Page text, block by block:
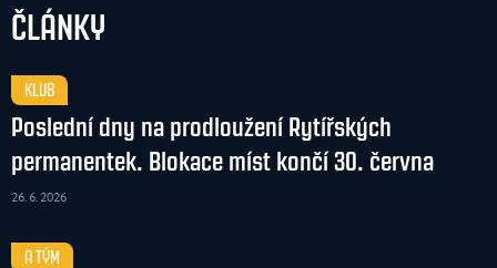
ČLÁNKY
KLUB
Poslední dny na prodloužení Rytířských
permanentek. Blokace míst končí 30. června
26. 6. 2026
A TÝM